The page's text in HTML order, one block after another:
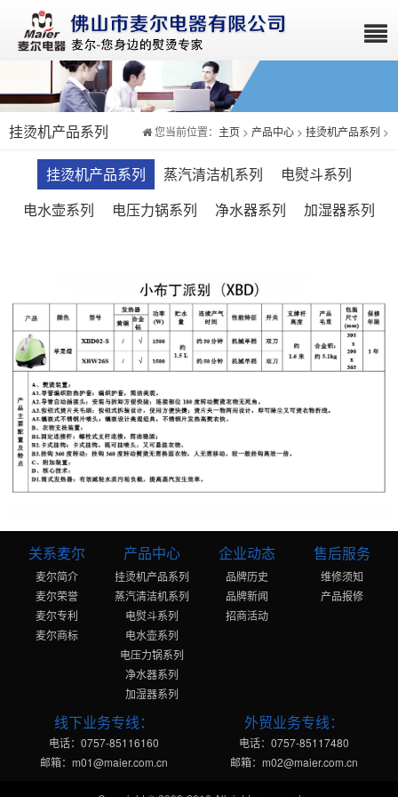
挂烫机产品系列 您当前位置： 主页 > 产品中心 > 挂烫机产品系列 >
挂烫机产品系列 蒸汽清洁机系列
电熨斗系列
电水壶系列
电压力锅系列 净水器系列 加湿器系列
关系麦尔
麦尔简介
麦尔荣誉
麦尔专利
麦尔商标
产品中心
挂烫机产品系列
蒸汽清洁机系列
电熨斗系列
电水壶系列
电压力锅系列
净水器系列
加湿器系列
企业动态
品牌历史
品牌新闻
招商活动
售后服务
维修须知
产品报修
线下业务专线：
电话：0757-85116160
邮箱：m01@maier.com.cn
外贸业务专线：
电话：0757-85117480
邮箱：m02@maier.com.cn